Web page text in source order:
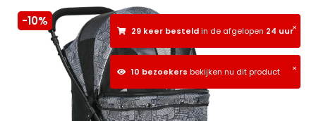
×
29 keer besteldin de afgelopen 24 uur
×
10 bezoekers bekijken nu dit product
-10%